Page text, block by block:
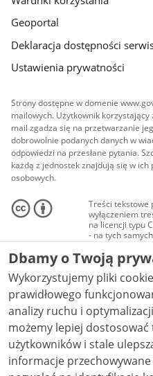
Geoportal
Deklaracja dostępności
Ustawienia prywatności
Strony dostępne w domenie
mailowych. Użytkownik
mail zgadza się na przetwarzanie
dobrowolnie podanych danych w
odpowiedzi na przesłane pytania.
każdą z jednostek znajdują się w
osobowych.
Treści tekstowe
wyłączeniem
na licencji typu
- na tych
Materiały
audio i wideo,
Creative
niekomercyjne -
NC-ND 4.0), o
Dbamy o Twoją
Wykorzystujemy pliki
prawidłowego
analizy ruchu i optymalizacji
możemy lepiej
użytkowników i stale ulepszać
informacje